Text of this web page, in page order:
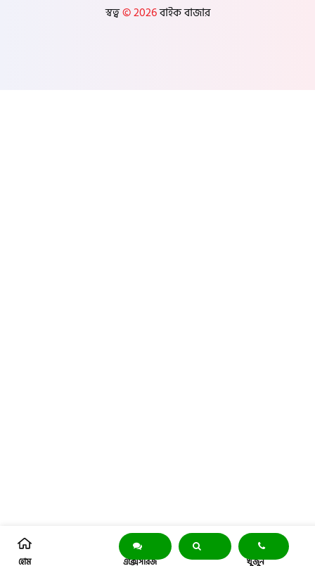
হোম এক্সেসরিজ খুঁজুন
স্বত্ব© 2026বাইক বাজার